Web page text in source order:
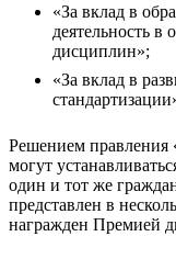
«За вклад в
деятельность в
дисциплин»;
«За вклад в
Решением правления
могут
один и тот же
представлен в
награжден Премией